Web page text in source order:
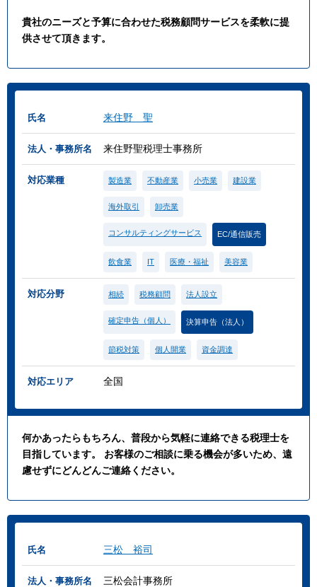
貴社のニーズと予算に合わせた税務顧問サービスを柔軟に提
供させて頂きます。
氏名 来住野 聖
法人・事務所名 来住野聖税理士事務所
対応業種 製造業 不動産業 小売業 建設業
海外取引 卸売業
コンサルティングサービス EC/通信販売
飲食業 IT 医療・福祉 美容業
対応分野 相続 税務顧問 法人設立
確定申告（個人） 決算申告（法人）
節税対策 個人開業 資金調達
対応エリア 全国
何かあったらもちろん、普段から気軽に連絡できる税理士を
目指しています。 お客様のご相談に乗る機会が多いため、遠
慮せずにどんどんご連絡ください。
氏名 三松 裕司
法人・事務所名 三松会計事務所